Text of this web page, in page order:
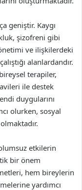
geniştir. Kaygı
şizofreni gibi
ve ilişkilerdeki
alanlardandır.
terapiler,
ile destek
duygularını
olurken, sosyal
etkilerin
bir önem
hem bireylerin
yardımcı